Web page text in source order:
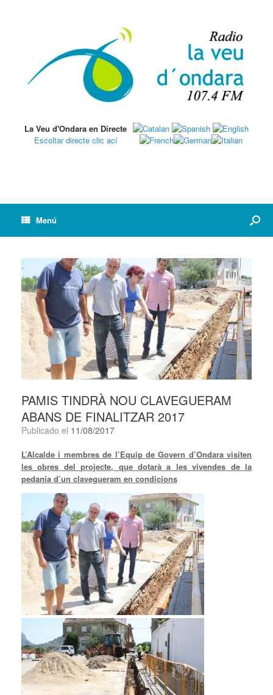
La Veu d'Ondara en Directe
Escoltar directe clic ací
Menú
PAMIS TINDRÀ NOU CLAVEGUERAM
ABANS DE FINALITZAR 2017
Publicado el 11/08/2017
L’Alcalde i membres de l’Equip de Govern d’Ondara visiten
les obres del projecte, que dotarà a les vivendes de la
pedania d’un clavegueram en condicions